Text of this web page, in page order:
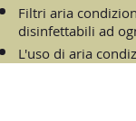
Filtri aria
disinfettabili ad
L'uso di aria